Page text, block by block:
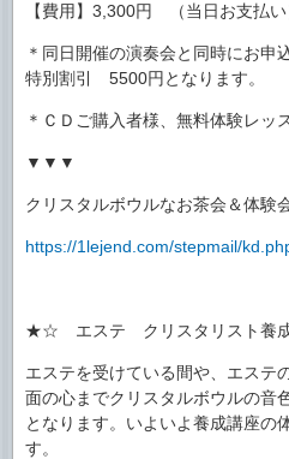
【費用】3,300円 （当日お支払い
＊同日開催の演奏会と同時にお
特別割引 5500円となります。
＊ＣＤご購入者様、無料体験レッ
▼▼▼
クリスタルボウルなお茶会＆体
https://1lejend.com/stepmail/
★☆ エステ クリスタリスト養
エステを受けている間や、エステ
面の心までクリスタルボウルの音
となります。いよいよ養成講座の
す。